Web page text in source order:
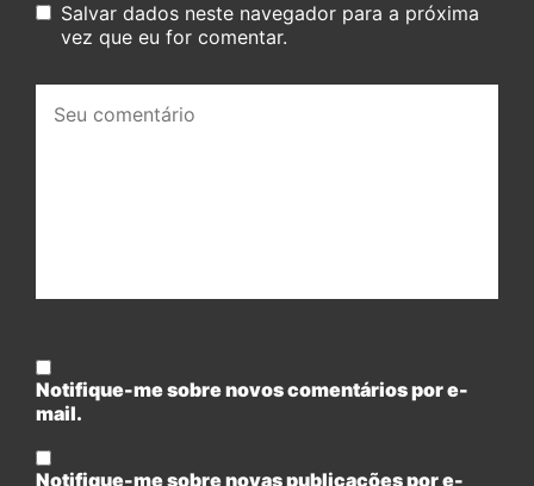
Salvar dados neste navegador para a próxima
vez que eu for comentar.
comentário:
Notifique-me sobre novos comentários por e-
mail.
Notifique-me sobre novas publicações por e-